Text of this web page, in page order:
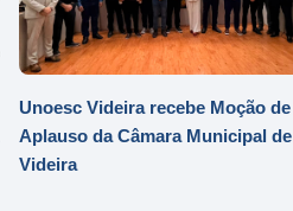
Unoesc Videira recebe Moção de
Aplauso da Câmara Municipal de
Videira